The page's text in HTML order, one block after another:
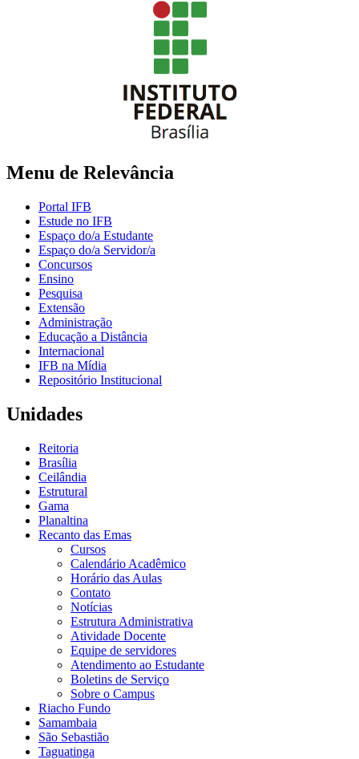
Menu de Relevância
Portal IFB
Estude no IFB
Espaço do/a Estudante
Espaço do/a Servidor/a
Concursos
Ensino
Pesquisa
Extensão
Administração
Educação a Distância
Internacional
IFB na Mídia
Repositório Institucional
Unidades
Reitoria
Brasília
Ceilândia
Estrutural
Gama
Planaltina
Recanto das Emas
Cursos
Calendário Acadêmico
Horário das Aulas
Contato
Notícias
Estrutura Administrativa
Atividade Docente
Equipe de servidores
Atendimento ao Estudante
Boletins de Serviço
Sobre o Campus
Riacho Fundo
Samambaia
São Sebastião
Taguatinga